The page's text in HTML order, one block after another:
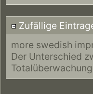
Zufällige
more swedish
Der Unterschied